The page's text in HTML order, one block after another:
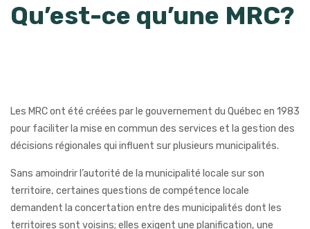
Qu’est-ce qu’une MRC?
Les MRC ont été créées par le gouvernement du Québec en 1983
pour faciliter la mise en commun des services et la gestion des
décisions régionales qui influent sur plusieurs municipalités.
Sans amoindrir l’autorité de la municipalité locale sur son
territoire, certaines questions de compétence locale
demandent la concertation entre des municipalités dont les
territoires sont voisins; elles exigent une planification, une